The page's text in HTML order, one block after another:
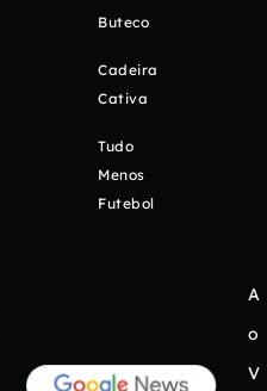
Buteco
Cadeira
Cativa
Tudo
Menos
Futebol
A
o
V